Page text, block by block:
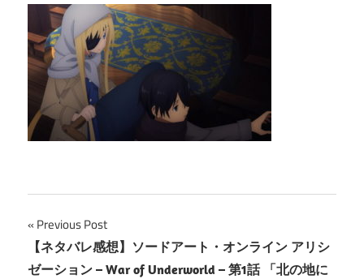
投
稿
Previous Post
【ネタバレ感想】ソードアート・オンライン アリシ
ゼーション – War of Underworld – 第1話 「北の地に